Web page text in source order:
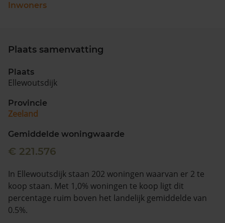
Zoek een woning
088 220 4200
Maandag t/m vrijdag - 08:00 -18:00
Inwoners
Plaats samenvatting
Plaats
Ellewoutsdijk
Provincie
Zeeland
Gemiddelde woningwaarde
€ 221.576
In Ellewoutsdijk staan 202 woningen waarvan er 2 te
koop staan. Met 1,0% woningen te koop ligt dit
percentage ruim boven het landelijk gemiddelde van
0.5%.